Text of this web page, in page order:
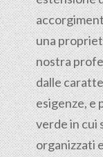
una
nostra
dalle
esigenze, e
verde in cui
organizzati